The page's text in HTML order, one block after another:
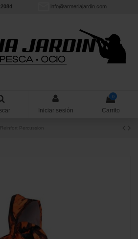
info@armeriajardin.com
Iniciar sesión
0
Carrito
Percussion